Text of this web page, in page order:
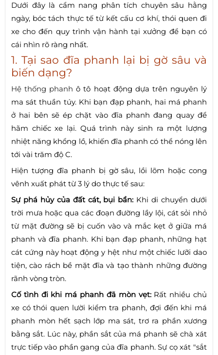
Dưới đây là cẩm nang phân tích chuyên sâu hằng
ngày, bóc tách thực tế từ kết cấu cơ khí, thói quen đi
xe cho đến quy trình vận hành tại xưởng để bạn có
cái nhìn rõ ràng nhất.
1. Tại sao đĩa phanh lại bị gờ sâu và
biến dạng?
Hệ thống phanhô tô hoạt động dựa trên nguyên lý
ma sát thuần túy. Khi bạn đạp phanh, hai má phanh
ở hai bên sẽ ép chặt vào đĩa phanh đang quay để
hãm chiếc xe lại. Quá trình này sinh ra một lượng
nhiệt năng khổng lồ, khiến đĩa phanh có thể nóng lên
tới vài trăm độ C.
Hiện tượng đĩa phanh bị gờ sâu, lồi lõm hoặc cong
vênh xuất phát từ 3 lý do thực tế sau:
Sự phá hủy của đất cát, bụi bẩn: Khi di chuyển dưới
trời mưa hoặc qua các đoạn đường lầy lội, cát sỏi nhỏ
từ mặt đường sẽ bị cuốn vào và mắc kẹt ở giữa má
phanh và đĩa phanh. Khi bạn đạp phanh, những hạt
cát cứng này hoạt động y hệt như một chiếc lưỡi dao
tiện, cào rách bề mặt đĩa và tạo thành những đường
rãnh vòng tròn.
Cố tình đi khi má phanh đã mòn vẹt:Rất nhiều chủ
xe có thói quen lười kiểm tra phanh, đợi đến khi má
phanh mòn hết sạch lớp ma sát, trơ ra phần xương
bằng sắt. Lúc này, phần sắt của má phanh sẽ chà xát
trực tiếp vào phần gang của đĩa phanh. Sự cọ xát "sắt